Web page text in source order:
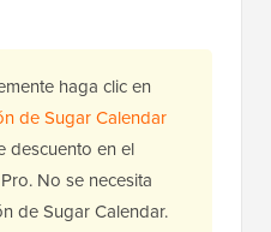
haga clic en
de Sugar Calendar
descuento en el
No se necesita
de Sugar Calendar.